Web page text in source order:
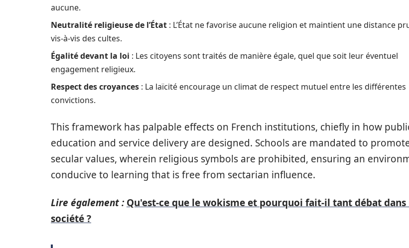
aucune.
Neutralité religieuse de l’État : L’État ne favorise aucune religion et maintient une distance
vis-à-vis des cultes.
Égalité devant la loi : Les citoyens sont traités de manière égale, quel que soit leur éventuel
engagement religieux.
Respect des croyances : La laïcité encourage un climat de respect mutuel entre les différentes
convictions.
This framework has palpable effects on French institutions, chiefly in how
education and service delivery are designed. Schools are mandated to
secular values, wherein religious symbols are prohibited, ensuring an
conducive to learning that is free from sectarian influence.
Lire également : Qu'est-ce que le wokisme et pourquoi fait-il tant débat
société ?